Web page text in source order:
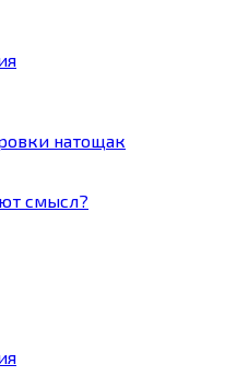
натощак
смысл?